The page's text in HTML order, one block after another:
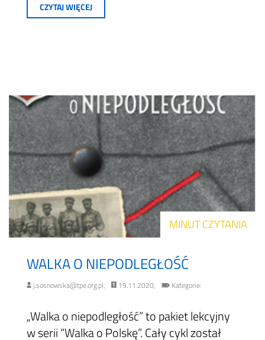
CZYTAJ WIĘCEJ
MINUT CZYTANIA
WALKA O NIEPODLEGŁOŚĆ
j.sosnowska@tpe.org.pl, 19.11.2020, Kategorie:
„Walka o niepodległość” to pakiet lekcyjny
w serii “Walka o Polskę”. Cały cykl został